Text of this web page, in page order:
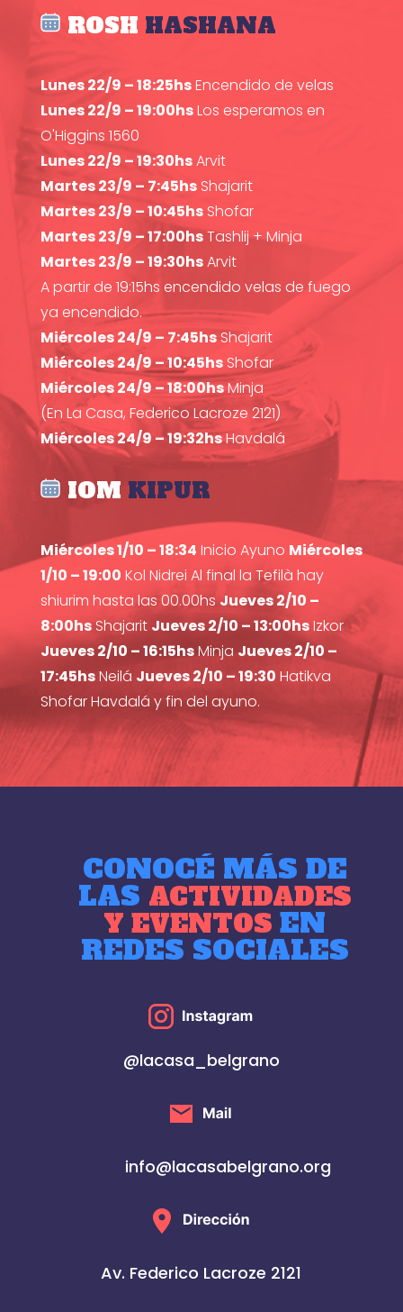
ROSH HASHANA
Lunes 22/9 – 18:25hsEncendido de velas
Lunes 22/9 – 19:00hsLos esperamos en
O'Higgins 1560
Lunes 22/9 – 19:30hsArvit
Martes 23/9 – 7:45hsShajarit
Martes 23/9 – 10:45hsShofar
Martes 23/9 – 17:00hsTashlij + Minja
Martes 23/9 – 19:30hsArvit
A partir de 19:15hs encendido velas de fuego
ya encendido.
Miércoles 24/9 – 7:45hsShajarit
Miércoles 24/9 – 10:45hsShofar
Miércoles 24/9 – 18:00hsMinja
(En La Casa, Federico Lacroze 2121)
Miércoles 24/9 – 19:32hsHavdalá
IOM KIPUR
Miércoles 1/10 – 18:34 Inicio Ayuno Miércoles
1/10 – 19:00 Kol Nidrei Al final la Tefilà hay
shiurim hasta las 00.00hsJueves 2/10 –
8:00hsShajarit Jueves 2/10 – 13:00hsIzkor
Jueves 2/10 – 16:15hsMinja Jueves 2/10 –
17:45hsNeilá Jueves 2/10 – 19:30 Hatikva
Shofar Havdalá y fin del ayuno.
CONOCÉ MÁS DE
LAS ACTIVIDADES
Y EVENTOSEN
REDES SOCIALES
@lacasa_belgrano
info@lacasabelgrano.org
Av. Federico Lacroze 2121